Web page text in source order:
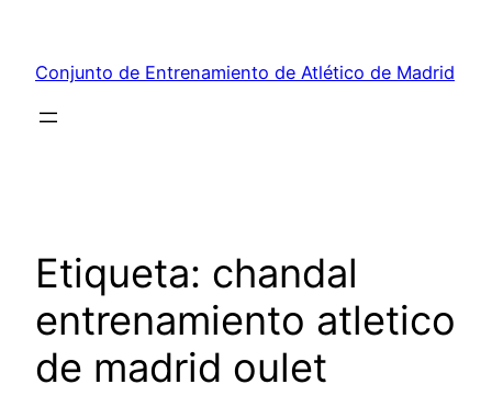
contenido
Conjunto de Entrenamiento de Atlético de Madrid
Etiqueta: chandal
entrenamiento atletico
de madrid oulet